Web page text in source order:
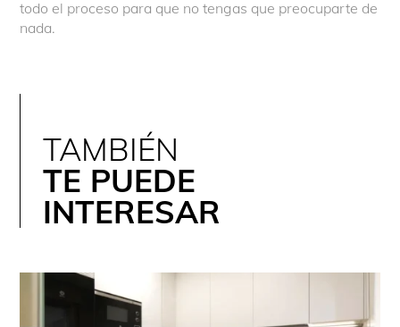
todo el proceso para que no tengas que preocuparte de
nada.
TAMBIÉN
TE PUEDE
INTERESAR